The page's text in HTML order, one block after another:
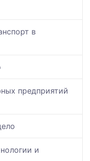
в
предприятий
и